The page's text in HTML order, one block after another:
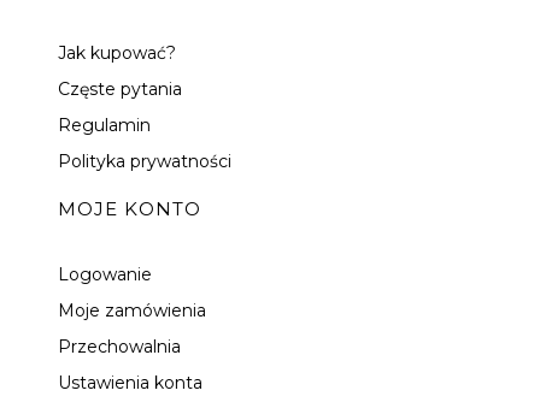
Jak kupować?
Częste pytania
Regulamin
Polityka prywatności
MOJE KONTO
Logowanie
Moje zamówienia
Przechowalnia
Ustawienia konta